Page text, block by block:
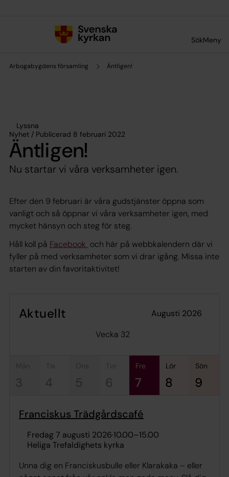
SökMeny
Arbogabygdens församling Äntligen!
Lyssna
Nyhet / Publicerad 8 februari 2022
Äntligen!
Nu startar vi våra verksamheter igen.
Efter den 9 februari är våra gudstjänster öppna som
vanligt och så öppnar vi våra verksamheter igen, med
mycket hänsyn och steg för steg.
Håll koll på Facebook och här på webbkalendern där vi
fyller på med verksamheter som vi drar igång. Missa inte
starten av din favoritaktivitet!
Aktuellt
augusti 2026
Vecka 32
tis
4
tor
6
fre
7
lör
8
sön
9
Franciskus Trädgårdscafé
fredag 7 augusti 2026·10.00–15.00
Heliga Trefaldighets kyrka
Unna dig en Franciskusbulle eller Klarakaka – eller